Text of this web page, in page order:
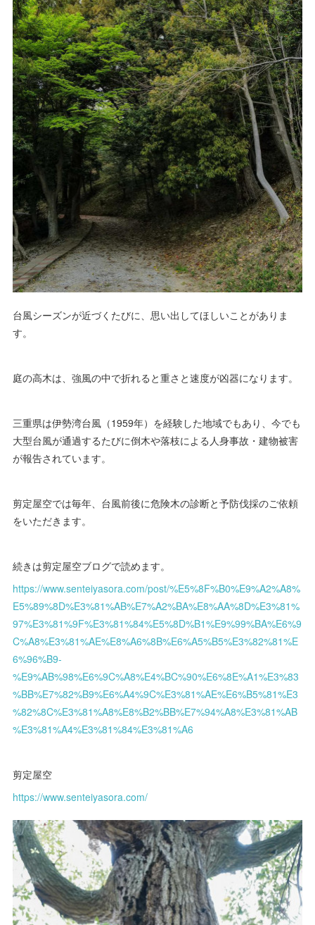
台風シーズンが近づくたびに、思い出してほしいことがありま
す。
庭の高木は、強風の中で折れると重さと速度が凶器になります。
三重県は伊勢湾台風（1959年）を経験した地域でもあり、今でも
大型台風が通過するたびに倒木や落枝による人身事故・建物被害
が報告されています。
剪定屋空では毎年、台風前後に危険木の診断と予防伐採のご依頼
をいただきます。
続きは剪定屋空ブログで読めます。
https://www.senteiyasora.com/post/%E5%8F%B0%E9%A2%A8%
E5%89%8D%E3%81%AB%E7%A2%BA%E8%AA%8D%E3%81%
97%E3%81%9F%E3%81%84%E5%8D%B1%E9%99%BA%E6%9
C%A8%E3%81%AE%E8%A6%8B%E6%A5%B5%E3%82%81%E
6%96%B9-
%E9%AB%98%E6%9C%A8%E4%BC%90%E6%8E%A1%E3%83
%BB%E7%82%B9%E6%A4%9C%E3%81%AE%E6%B5%81%E3
%82%8C%E3%81%A8%E8%B2%BB%E7%94%A8%E3%81%AB
%E3%81%A4%E3%81%84%E3%81%A6
剪定屋空
https://www.senteiyasora.com/